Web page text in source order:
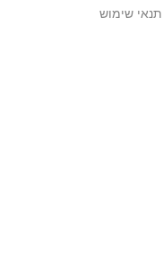
תנאי שימוש